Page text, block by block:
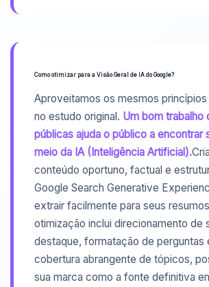
Como otimizar para a Visão Geral de IA do Google?
Aproveitamos os mesmos
no estudo original. Um bom trabalho
públicas ajuda o público a encontrar
meio da IA ​​(Inteligência Artificial).
conteúdo oportuno, factual e
Google Search Generative
extrair facilmente para seus
otimização inclui direcionamento de
destaque, formatação de perguntas
cobertura abrangente de tópicos,
sua marca como a fonte definitiva